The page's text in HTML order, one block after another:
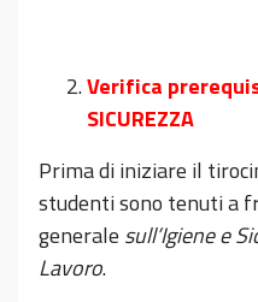
Verifica
SICUREZZA
Prima di iniziare il
studenti sono tenuti a
generale sull’Igiene e
Lavoro.